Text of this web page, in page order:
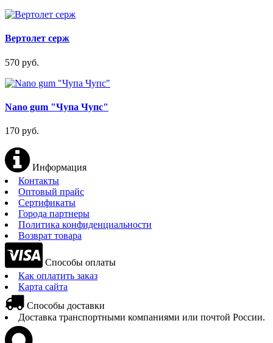
Вертолет серж
570 руб.
Nano gum "Чупа Чупс"
170 руб.
Информация
Контакты
Оптовый прайс
Сертификаты
Города партнеры
Политика конфиденциальности
Возврат товара
Способы оплаты
Как оплатить заказ
Карта сайта
Способы доставки
Доставка транспортными компаниями или почтой России.